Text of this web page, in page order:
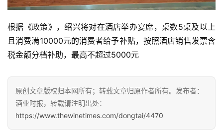
首
页
公
司
深
根据《政策》，绍兴将对在酒店举办宴席，桌数5桌及以上
且消费满10000元的消费者给予补贴，按照酒店销售发票含
税金额分档补助，最高不超过5000元
原创文章版权归本网所有；转载文章归原作者所有。发布者：
酒业时报，转载请注明出处：
https://www.thewinetimes.com/dongtai/4470